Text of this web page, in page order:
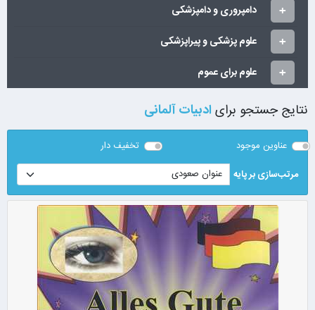
دامپروری و دامپزشکی
علوم پزشکی و پیراپزشکی
علوم برای عموم
نتایج جستجو برای ادبیات آلمانی
عناوین موجود
تخفیف دار
مرتب‌سازی بر پایه